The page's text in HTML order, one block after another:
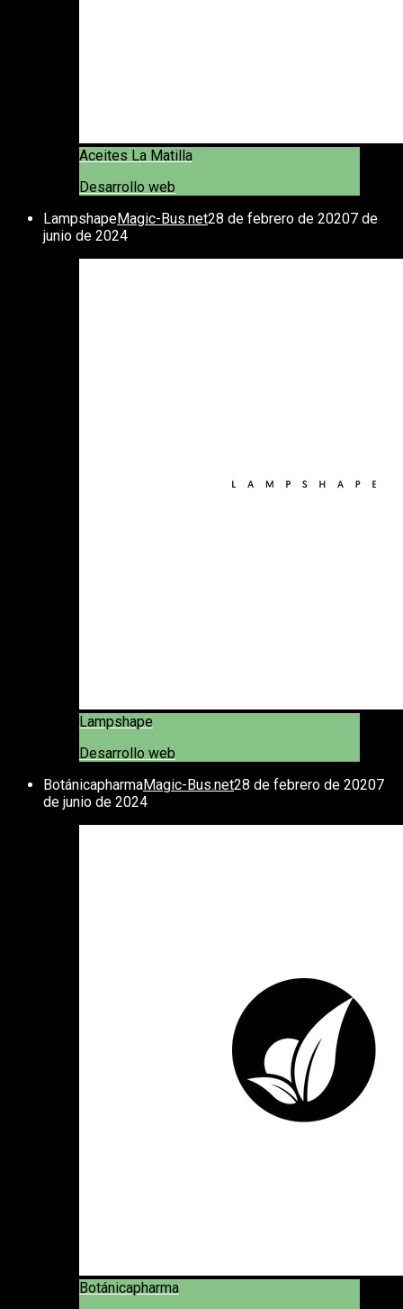
Aceites La Matilla
Desarrollo web
LampshapeMagic-Bus.net28 de febrero de 20207 de
junio de 2024
Lampshape
Desarrollo web
BotánicapharmaMagic-Bus.net28 de febrero de 20207
de junio de 2024
Botánicapharma